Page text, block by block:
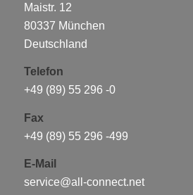
Maistr. 12
80337 München
Deutschland
Telefon
+49 (89) 55 296 -0
Fax
+49 (89) 55 296 -499
E-Mail
service@all-connect.net